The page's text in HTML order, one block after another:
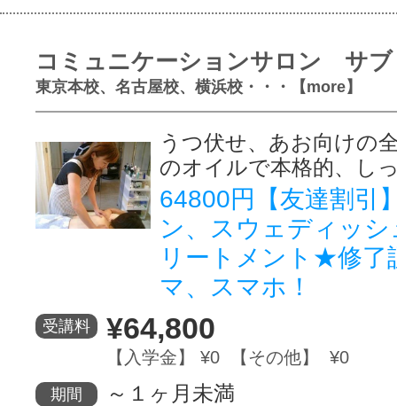
コミュニケーションサロン サブ
東京本校、名古屋校、横浜校・・・【more】
うつ伏せ、あお向けの
のオイルで本格的、し
64800円【友達割引
ン、スウェディッ
リートメント★修了
マ、スマホ！
受講料 ¥64,800
【入学金】 ¥0 【その他】 ¥0
期間 ～１ヶ月未満